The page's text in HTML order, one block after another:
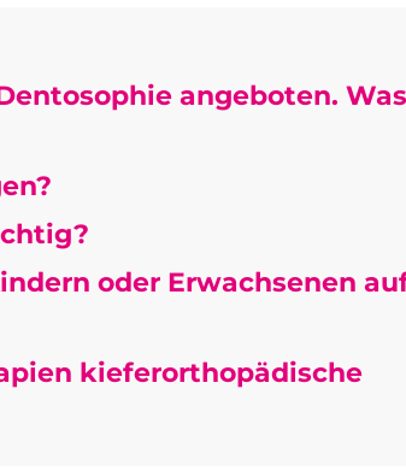
angeboten. Was
oder Erwachsenen
kieferorthopädische